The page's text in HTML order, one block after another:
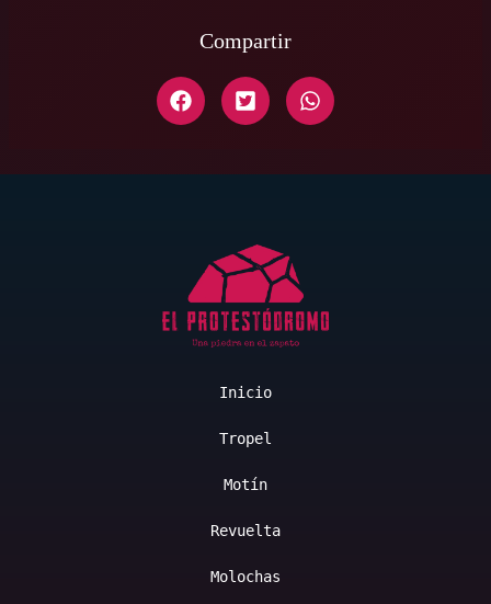
Compartir
Inicio
Tropel
Motín
Revuelta
Molochas